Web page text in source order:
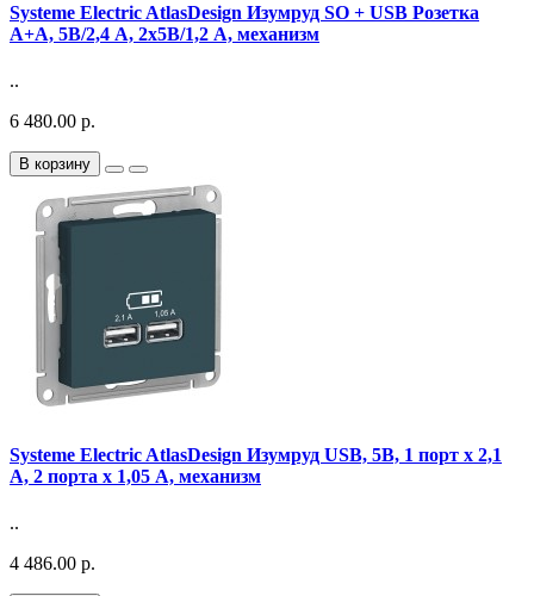
Systeme Electric AtlasDesign Изумруд SO + USB Розетка
A+A, 5В/2,4 А, 2х5В/1,2 А, механизм
..
6 480.00 р.
В корзину
Systeme Electric AtlasDesign Изумруд USB, 5В, 1 порт x 2,1
А, 2 порта х 1,05 А, механизм
..
4 486.00 р.